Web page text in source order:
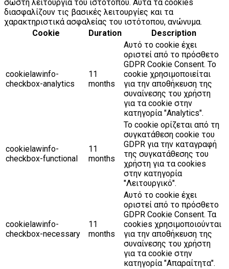
σωστή λειτουργία του ιστότοπου. Αυτά τα cookies
διασφαλίζουν τις βασικές λειτουργίες και τα
χαρακτηριστικά ασφαλείας του ιστότοπου, ανώνυμα.
Cookie
Duration Description
cookielawinfo-
checkbox-analytics
11
months
Αυτό το cookie έχει
οριστεί από το πρόσθετο
GDPR Cookie Consent. Το
cookie χρησιμοποιείται
για την αποθήκευση της
συναίνεσης του χρήστη
για τα cookie στην
κατηγορία "Analytics".
cookielawinfo-
checkbox-functional
11
months
Το cookie ορίζεται από τη
συγκατάθεση cookie του
GDPR για την καταγραφή
της συγκατάθεσης του
χρήστη για τα cookies
στην κατηγορία
"Λειτουργικό".
cookielawinfo-
checkbox-necessary
11
months
Αυτό το cookie έχει
οριστεί από το πρόσθετο
GDPR Cookie Consent. Τα
cookies χρησιμοποιούνται
για την αποθήκευση της
συναίνεσης του χρήστη
για τα cookie στην
κατηγορία "Απαραίτητα".